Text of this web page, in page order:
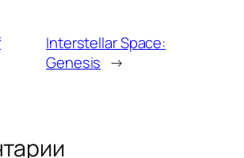
Interstellar Space:
Genesis →